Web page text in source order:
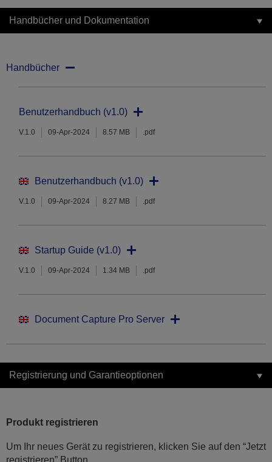
Handbücher und Dokumentation
Handbücher
Benutzerhandbuch (v1.0)
V.1.0 09-Apr-2024 8.57 MB .pdf
Benutzerhandbuch (v1.0)
V.1.0 09-Apr-2024 8.27 MB .pdf
Startup Guide (v1.0)
V.1.0 09-Apr-2024 1.34 MB .pdf
Document Capture Pro Server
Registrierung und Garantieoptionen
Produkt registrieren
Um Ihr neues Gerät zu registrieren, klicken Sie auf den “Jetzt